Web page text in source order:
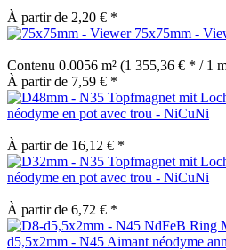
À partir de 2,20 € *
75x75mm -
Contenu 0.0056 m² (1 355,36 € * / 1
À partir de 7,59 € *
néodyme en pot avec trou - NiCuNi
À partir de 16,12 € *
néodyme en pot avec trou - NiCuNi
À partir de 6,72 € *
d5,5x2mm - N45 Aimant néodyme